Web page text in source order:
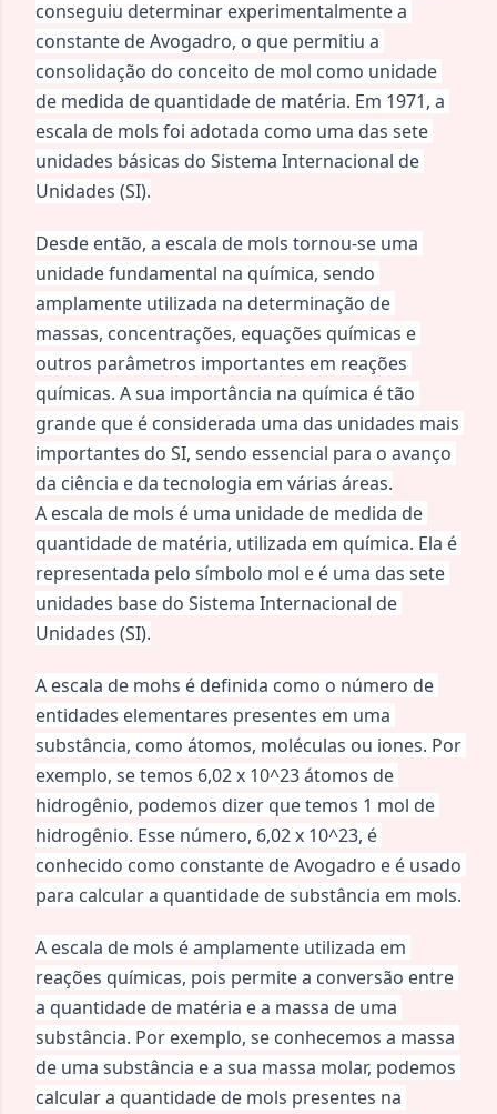
conseguiu determinar experimentalmente a
constante de Avogadro, o que permitiu a
consolidação do conceito de mol como unidade
de medida de quantidade de matéria. Em 1971, a
escala de mols foi adotada como uma das sete
unidades básicas do Sistema Internacional de
Unidades (SI).
Desde então, a escala de mols tornou-se uma
unidade fundamental na química, sendo
amplamente utilizada na determinação de
massas, concentrações, equações químicas e
outros parâmetros importantes em reações
químicas. A sua importância na química é tão
grande que é considerada uma das unidades mais
importantes do SI, sendo essencial para o avanço
da ciência e da tecnologia em várias áreas.
A escala de mols é uma unidade de medida de
quantidade de matéria, utilizada em química. Ela é
representada pelo símbolo mol e é uma das sete
unidades base do Sistema Internacional de
Unidades (SI).
A escala de mohs é definida como o número de
entidades elementares presentes em uma
substância, como átomos, moléculas ou iones. Por
exemplo, se temos 6,02 x 10^23 átomos de
hidrogênio, podemos dizer que temos 1 mol de
hidrogênio. Esse número, 6,02 x 10^23, é
conhecido como constante de Avogadro e é usado
para calcular a quantidade de substância em mols.
A escala de mols é amplamente utilizada em
reações químicas, pois permite a conversão entre
a quantidade de matéria e a massa de uma
substância. Por exemplo, se conhecemos a massa
de uma substância e a sua massa molar, podemos
calcular a quantidade de mols presentes na